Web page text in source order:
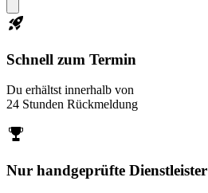
Schnell zum Termin
Du erhältst innerhalb von
24 Stunden Rückmeldung
Nur handgeprüfte Dienstleister